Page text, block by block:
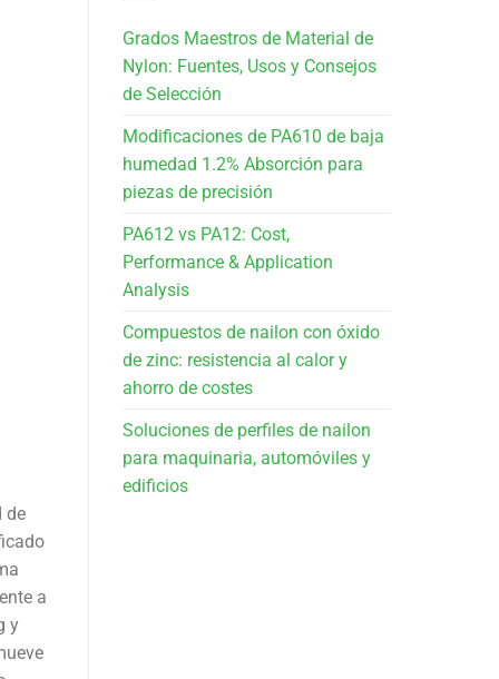
de
a
y
Grados Maestros de Material de
Nylon: Fuentes, Usos y Consejos
de Selección
Modificaciones de PA610 de baja
humedad 1.2% Absorción para
piezas de precisión
PA612 vs PA12: Cost,
Performance & Application
Analysis
Compuestos de nailon con óxido
de zinc: resistencia al calor y
ahorro de costes
Soluciones de perfiles de nailon
para maquinaria, automóviles y
edificios